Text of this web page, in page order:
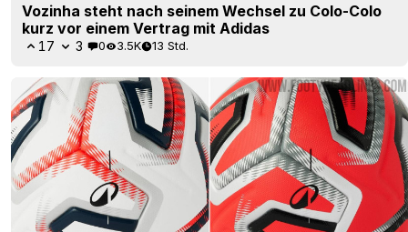
Vozinha steht nach seinem Wechsel zu Colo-Colo
kurz vor einem Vertrag mit Adidas
17 3 0 3.5K 13 Std.